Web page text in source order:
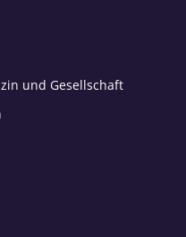
und Gesellschaft